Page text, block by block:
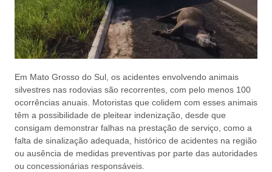
Em Mato Grosso do Sul, os acidentes envolvendo animais
silvestres nas rodovias são recorrentes, com pelo menos 100
ocorrências anuais. Motoristas que colidem com esses animais
têm a possibilidade de pleitear indenização, desde que
consigam demonstrar falhas na prestação de serviço, como a
falta de sinalização adequada, histórico de acidentes na região
ou ausência de medidas preventivas por parte das autoridades
ou concessionárias responsáveis.